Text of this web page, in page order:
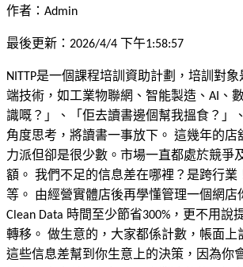
作者： Admin
最後更新： 2026/4/4 下午1:58:57
NITTP是一個課程培訓資助計劃，培訓對
端技術，如工業物聯網、智能製造、AI、
識嘅？」、「佢去讀書邊個幫我搵食？」
角度思考，將讀書一事放下。 這幾年的
力派但卻是很少數。市場一直都處於競爭
額。 我們不足的信息差在哪裡？是跨行業
等。 由經營實體店後再學懂管理一個網
Clean Data 時間至少節省300%，更不用
轉移。 做生意的，大家都係計數，帳面
這些信息差幫到你生意上的決策，因為你